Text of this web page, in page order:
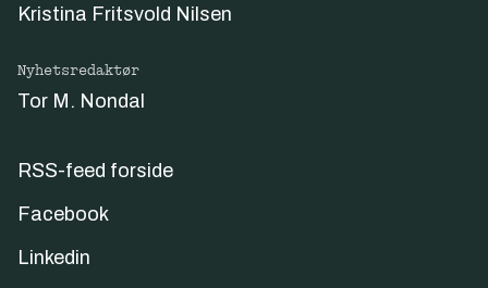
Kristina Fritsvold Nilsen
Nyhetsredaktør
Tor M. Nondal
RSS-feed forside
Facebook
Linkedin